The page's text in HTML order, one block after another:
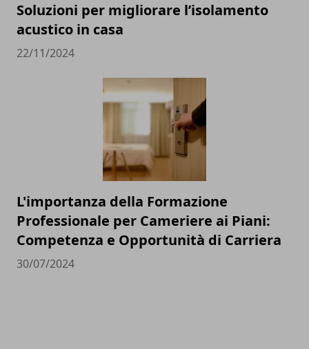
Soluzioni per migliorare l’isolamento
acustico in casa
22/11/2024
L'importanza della Formazione
Professionale per Cameriere ai Piani:
Competenza e Opportunità di Carriera
30/07/2024